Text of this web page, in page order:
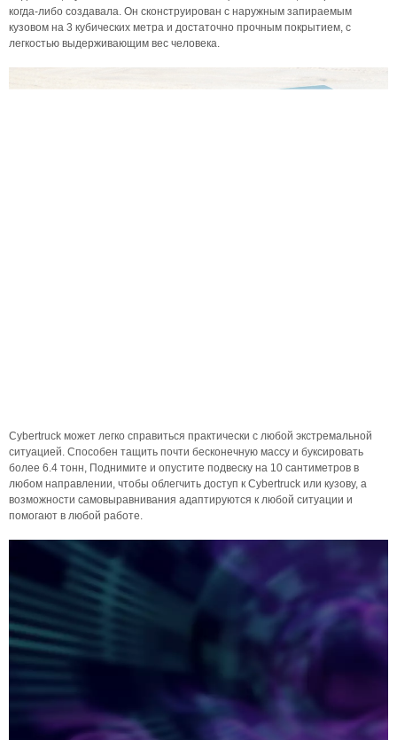
когда-либо создавала. Он сконструирован с наружным запираемым
кузовом на 3 кубических метра и достаточно прочным покрытием, с
легкостью выдерживающим вес человека.
Cybertruck может легко справиться практически с любой экстремальной
ситуацией. Способен тащить почти бесконечную массу и буксировать
более 6.4 тонн, Поднимите и опустите подвеску на 10 сантиметров в
любом направлении, чтобы облегчить доступ к Cybertruck или кузову, а
возможности самовыравнивания адаптируются к любой ситуации и
помогают в любой работе.